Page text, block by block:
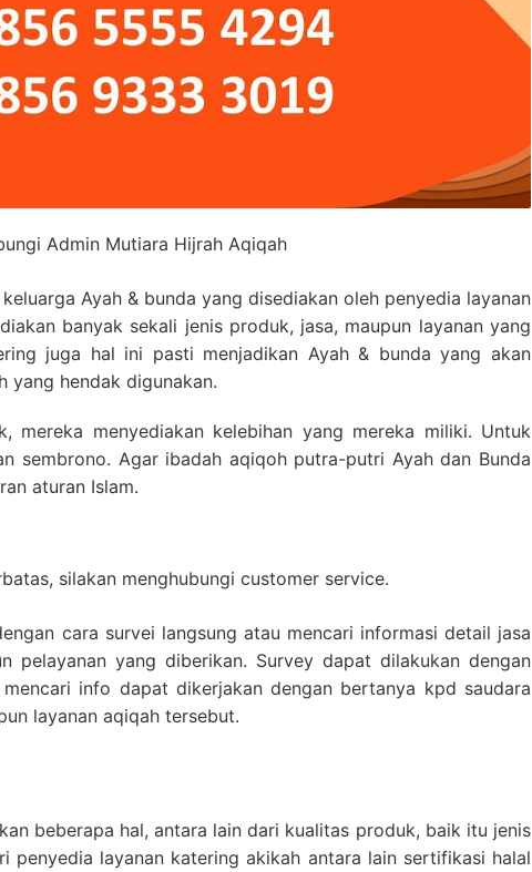
Admin Mutiara Hijrah Aqiqah
Ayah & bunda yang disediakan oleh penyedia layanan
banyak sekali jenis produk, jasa, maupun layanan yang
juga hal ini pasti menjadikan Ayah & bunda yang akan
yang hendak digunakan.
mereka menyediakan kelebihan yang mereka miliki. Untuk
sembrono. Agar ibadah aqiqoh putra-putri Ayah dan Bunda
aturan Islam.
silakan menghubungi customer service.
cara survei langsung atau mencari informasi detail jasa
pelayanan yang diberikan. Survey dapat dilakukan dengan
info dapat dikerjakan dengan bertanya kpd saudara
layanan aqiqah tersebut.
beberapa hal, antara lain dari kualitas produk, baik itu jenis
penyedia layanan katering akikah antara lain sertifikasi halal